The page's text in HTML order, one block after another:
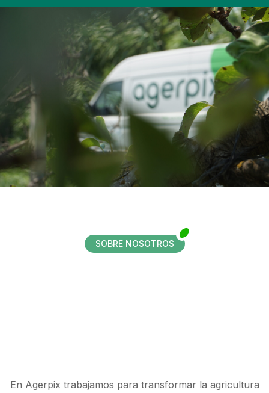
SOBRE NOSOTROS
En Agerpix trabajamos para transformar la agricultura